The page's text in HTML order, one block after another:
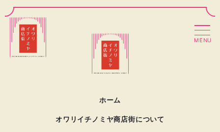
MENU
ホーム
オワリイチノミヤ商店街について